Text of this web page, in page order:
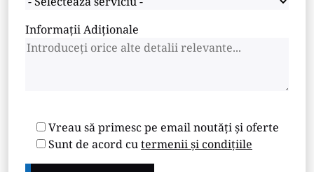
Informații Adiționale
Vreau să primesc pe email noutăți și oferte
Sunt de acord cutermenii și condițiile